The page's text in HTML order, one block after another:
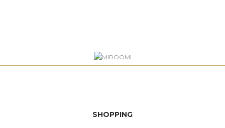
SHOPPING